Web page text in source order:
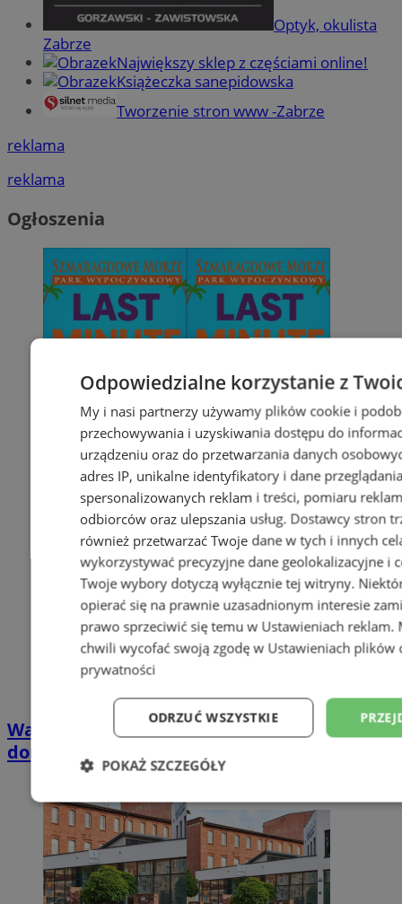
Optyk, okulista
Zabrze
Największy sklep z częściami online!
Książeczka sanepidowska
Tworzenie stron www -Zabrze
reklama
reklama
Ogłoszenia
Wakacyjny wypoczynek nad Bałtykiem w
domkach Szmaragdowe Morze
Odpowiedzialne korzystanie z
My i nasi partnerzy używamy plików cookie i
przechowywania i uzyskiwania dostępu do
urządzeniu oraz do przetwarzania danych
adres IP, unikalne identyfikatory i dane
spersonalizowanych reklam i treści, pomiaru
odbiorców oraz ulepszania usług. Dostawcy stron
również przetwarzać Twoje dane w tych i innych
wykorzystywać precyzyjne dane geolokalizacyjne i
Twoje wybory dotyczą wyłącznie tej witryny.
opierać się na prawnie uzasadnionym interesie
prawo sprzeciwić się temu w Ustawieniach reklam.
chwili wycofać swoją zgodę w Ustawieniach plików
prywatności
ODRZUĆ WSZYSTKIE
POKAŻ SZCZEGÓŁY
Niezbędne Wydajność
Niesklasyfikowane